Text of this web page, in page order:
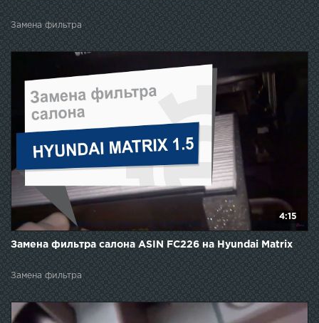
Замена фильтра
4:15
Замена фильтра салона ASIN FC226 на Hyundai Matrix
Замена фильтра